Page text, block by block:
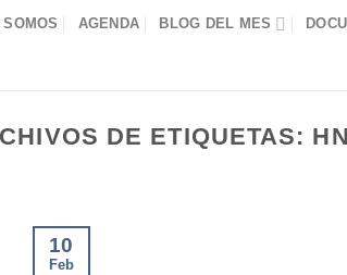
AGENDA BLOG DEL MES
DE ETIQUETAS:
10
Feb